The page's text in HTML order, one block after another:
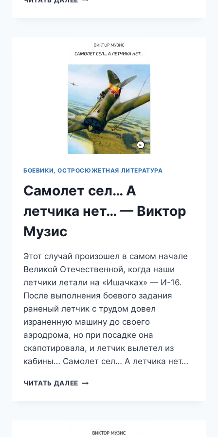
БОЕВИКИ, ОСТРОСЮЖЕТНАЯ ЛИТЕРАТУРА
Самолет сел… А
летчика нет… — Виктор
Музис
Этот случай произошел в самом начале
Великой Отечественной, когда наши
летчики летали на «Ишачках» — И-16.
После выполнения боевого задания
раненый летчик с трудом довел
израненную машину до своего
аэродрома, но при посадке она
скапотировала, и летчик вылетел из
кабины… Самолет сел… А летчика нет…
ЧИТАТЬ ДАЛЕЕ САМОЛЕТ